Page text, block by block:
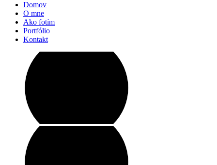
Domov
O mne
Ako fotím
Portfólio
Kontakt